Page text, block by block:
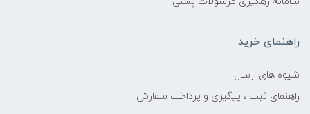
راهنمای خرید
شیوه های ارسال
راهنمای ثبت ، پیگیری و پرداخت سفارش